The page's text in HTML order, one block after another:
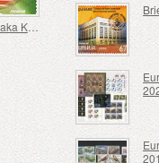
EXPO Osaka Kansai